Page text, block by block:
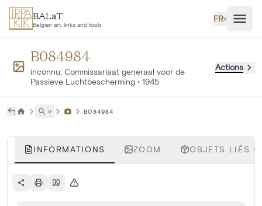
Aller au contenu principal
BALaT
Belgian art, links and tools
FR˅
B084984
inconnu; Commissariaat generaal voor de
Passieve Luchtbescherming • 1945
Actions
˅ B084984
INFORMATIONS ZOOM OBJETS LIÉS